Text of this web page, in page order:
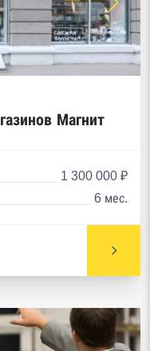
Магнит
1 300 000 ₽
6 мес.